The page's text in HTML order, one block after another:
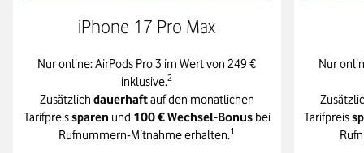
iPhone 17 Pro Max
Nur online: AirPods Pro 3 im Wert von 249 €
inklusive.2
Zusätzlich dauerhaftauf den monatlichen
Tarifpreissparen und 100 € Wechsel-Bonusbei
Rufnummern-Mitnahme erhalten.1
Nur
Tarifpreis